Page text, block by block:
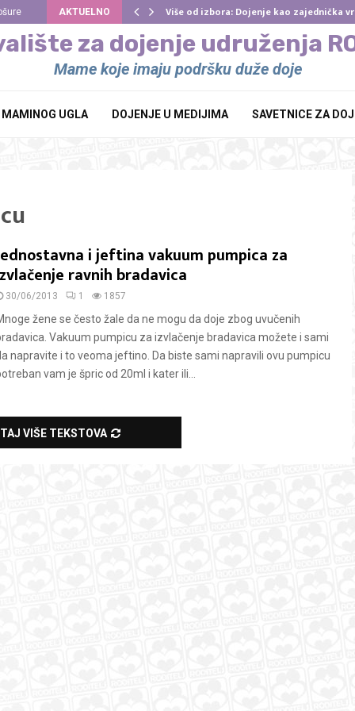
AKTUELNO Više od izbora: Dojenje kao zajednička
za dojenje udruženja
Mame koje imaju podršku duže doje
UGLA DOJENJE U MEDIJIMA SAVETNICE ZA
i jeftina vakuum pumpica za
ravnih bradavica
30/06/2013 1 1857
žene se često žale da ne mogu da doje zbog uvučenih
Vakuum pumpicu za izvlačenje bradavica možete i sami
napravite i to veoma jeftino. Da biste sami napravili ovu pumpicu
vam je špric od 20ml i kater ili...
VIŠE TEKSTOVA